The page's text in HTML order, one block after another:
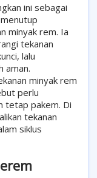
ini sebagai
minyak rem. Ia
tekanan
lalu
aman.
minyak rem
perlu
tetap pakem. Di
tekanan
siklus